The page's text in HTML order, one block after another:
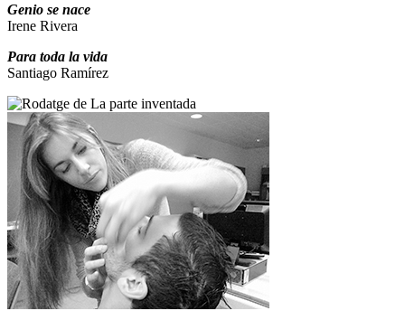
Genio se nace
Irene Rivera
Para toda la vida
Santiago Ramírez